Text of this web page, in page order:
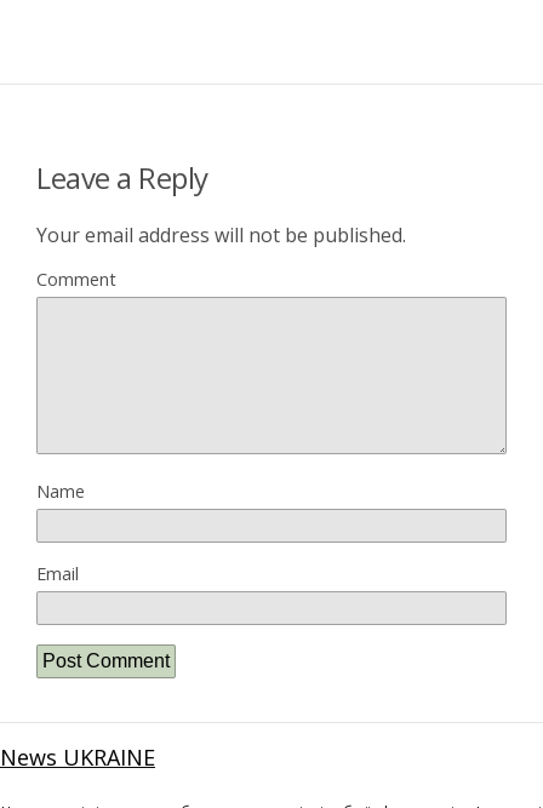
Leave a Reply
Your email address will not be published.
Comment
Name
Email
News UKRAINE